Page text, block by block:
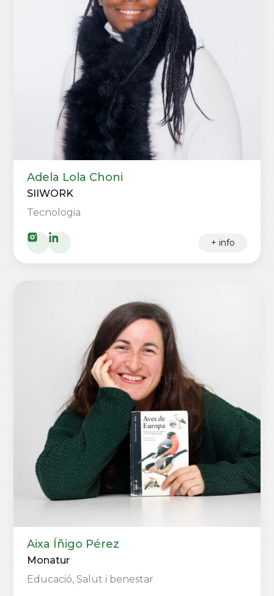
Adela Lola Choni
SIIWORK
Tecnologia
+ info
Aixa Íñigo Pérez
Monatur
Educació, Salut i benestar